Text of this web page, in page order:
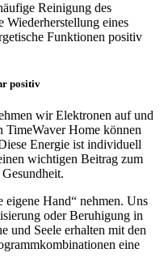
Reinigung des
Wiederherstellung eines
Funktionen positiv
positiv
wir Elektronen auf und
TimeWaver Home können
Energie ist individuell
wichtigen Beitrag zum
eigene Hand“ nehmen. Uns
oder Beruhigung in
und Seele erhalten mit den
eine